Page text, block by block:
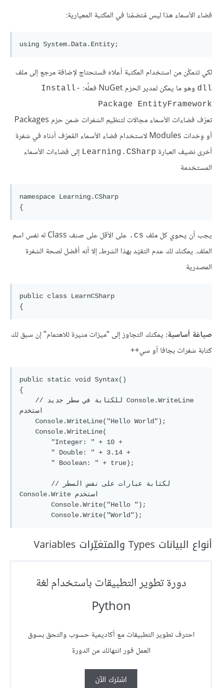
فضاء الأسماء هذا ليس مُتضمّنا في المكتبة المعيارية:
لكي تتمكّن من استخدام المكتبة أعلاه فستحتاج لإضافة مرجع إلى ملف
dll وهو ما يمكن لمدير الحزم NuGet فعلُه:
Install-
Package EntityFramework
تعرّف فضاءات الأسماء مجالات لتنظيم الشفرات ضمن حزم Packages
أو وِحْدات Modules لاستخدام فضاء الأسماء المُعرّف أدناه في شفرة
أخرى نضيف العبارة Learning.CSharp إلى فضاءات الأسماء
المستخدمة
namespace Learning.CSharp
يجب أن يحوي كل ملف cs.
على الأقل على صنف Class له نفس اسم
الملف. يمكنك لك عدم التقيّد بهذا الشرط، إلا أنه أفضل لصحة الشفرة
المصدرية
public class LearnCSharp
صياغة أساسية: يمكنك التجاوز إلى “ميزات مثيرة للاهتمام” إن سبق لك
كتابة شفرات بجافا أو سي++
public static void Syntax()
{
استخدم
Console.Write استخدم
أنواع البيانات Types والمتغيّرات Variables
دورة تطوير التطبيقات باستخدام لغة
Python
احترف تطوير التطبيقات مع أكاديمية حسوب والتحق بسوق
العمل فور انتهائك من الدورة
اشترك الآن